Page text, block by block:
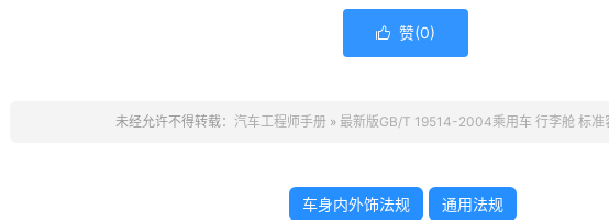
 赞(0)
未经允许不得转载： 汽车工程师手册» 最新版GB/T 19514-2004乘用车 行李舱 标准
车身内外饰法规 通用法规